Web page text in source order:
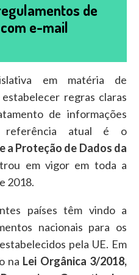
de
e-mail
em matéria de
regras claras
de informações
referência atual é o
a Proteção de Dados da
em vigor em toda a
2018.
países têm vindo a
nacionais para os
pela UE. Em
na Lei Orgânica 3/2018,